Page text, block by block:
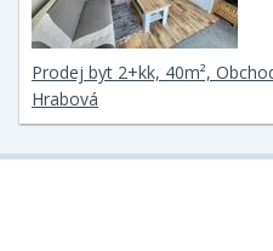
Prodej byt 2+kk, 40m²,
Hrabová